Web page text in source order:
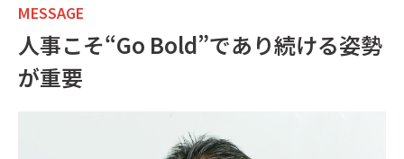
MESSAGE
人事こそ“Go Bold”であり続ける姿勢
が重要